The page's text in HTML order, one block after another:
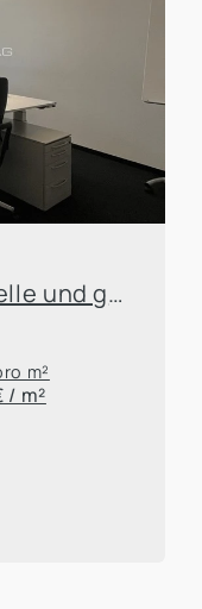
Modernes Arbeiten: Helle und gut angebundene Bürofläche am Deutzer Feld
m²
/ m²